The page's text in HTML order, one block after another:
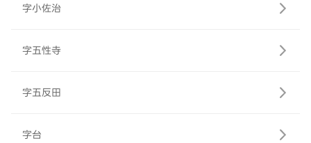
字小佐治
字五性寺
字五反田
字台